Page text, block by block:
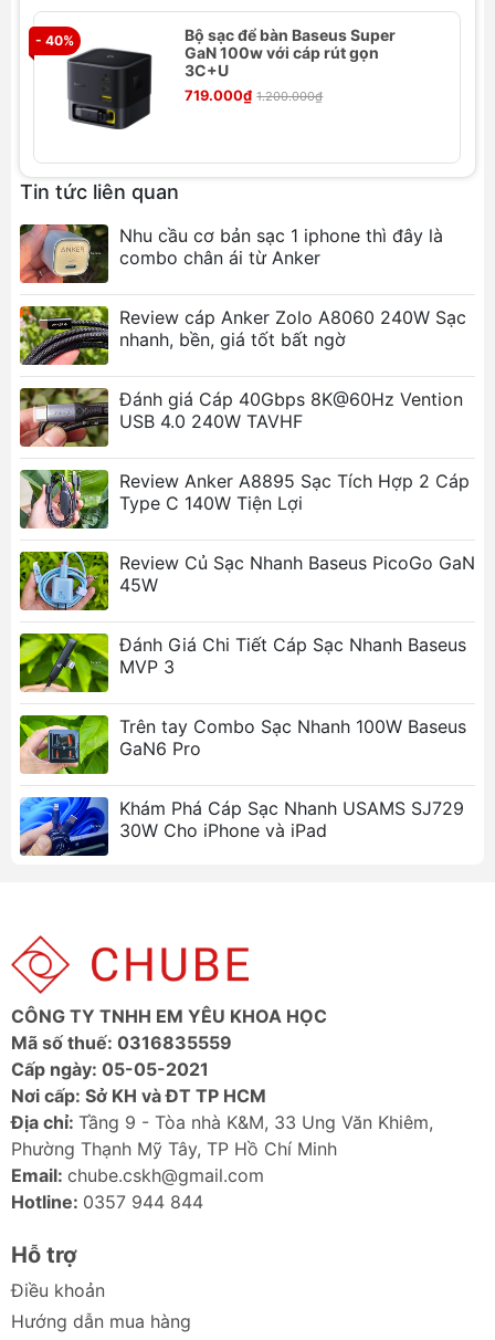
động nhận diện và cung cấp dòng điện phù
hợp, tối ưu hóa tốc độ sạc.
Thiết kế nhỏ gọn, tiện lợi:
Dễ dàng mang theo
và sử dụng ở nhiều nơi.
Tương thích toàn cầu:
Chứng nhận an toàn CE, FCC, RoHS:Đảm bảo
chất lượng và an toàn cho người sử dụng.
Công suất 60W:Sạc nhanh và hiệu quả cho
nhiều loại thiết bị.
Bảo vệ quá dòng, quá áp, ngắn mạch:
tuyệt đối cho thiết bị của bạn.
Ảnh sản phẩm
- 40%
Bộ sạc để bàn Baseus Super
GaN 100w với cáp rút gọn
3C+U
719.000₫ 1.200.000₫
Tin tức liên quan
Nhu cầu cơ bản sạc 1 iphone thì đây là
combo chân ái từ Anker
Review cáp Anker Zolo A8060 240W Sạc
nhanh, bền, giá tốt bất ngờ
Đánh giá Cáp 40Gbps 8K@60Hz Vention
USB 4.0 240W TAVHF
Review Anker A8895 Sạc Tích Hợp 2 Cáp
Type C 140W Tiện Lợi
Review Củ Sạc Nhanh Baseus PicoGo GaN
45W
Đánh Giá Chi Tiết Cáp Sạc Nhanh Baseus
MVP 3
Trên tay Combo Sạc Nhanh 100W Baseus
GaN6 Pro
Khám Phá Cáp Sạc Nhanh USAMS SJ729
30W Cho iPhone và iPad
CÔNG TY TNHH EM YÊU KHOA HỌC
Mã số thuế: 0316835559
Cấp ngày: 05-05-2021
Nơi cấp: Sở KH và ĐT TP HCM
Địa chỉ: Tầng 9 - Tòa nhà K&M, 33 Ung Văn Khiêm,
Phường Thạnh Mỹ Tây, TP Hồ Chí Minh
Email: chube.cskh@gmail.com
Hotline: 0357 944 844
Hỗ trợ
Điều khoản
Hướng dẫn mua hàng